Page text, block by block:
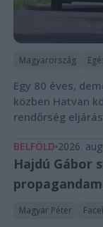
Magyarország
Egy 80 éves,
közben Hatvan
rendőrség
BELFÖLD 2026.
Hajdú Gábor
Magyar Péter